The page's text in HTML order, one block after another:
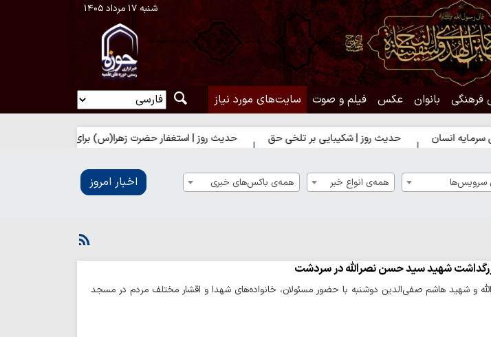
شنبه ۱۷ مرداد ۱۴۰۵
فرهنگی بانوان عکس فیلم و صوت سایت‌های مورد نیاز
حدیث روز | شکیبایی بر تلخی حق حدیث روز | استغفار حضرت زهرا(س) برای زائران امام حسین(ع)
سرویس‌ها همه‌ی انواع خبر همه‌ی باکس‌های خبری اخبار امروز
شهید سید حسن نصرالله در سردشت
و شهید هاشم صفی‌الدین دوشنبه با حضور مسئولان، خانواده‌های شهدا و اقشار مختلف مردم در مسجد